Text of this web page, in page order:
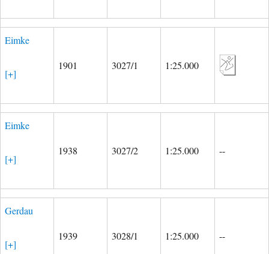
Eimke
[+]
1901 3027/1 1:25.000
Eimke
[+]
1938 3027/2 1:25.000 --
Gerdau
[+]
1939 3028/1 1:25.000 --